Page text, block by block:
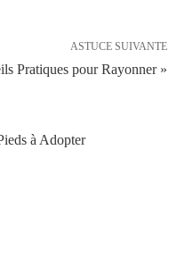
ASTUCE SUIVANTE
Pratiques pour Rayonner »
à Adopter